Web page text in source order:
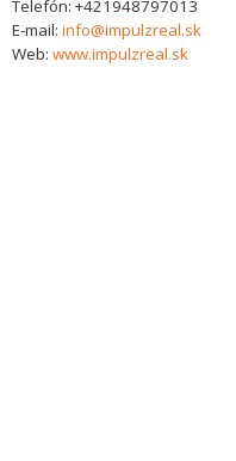
Telefón: +421948797013
E-mail: info@impulzreal.sk
Web: www.impulzreal.sk